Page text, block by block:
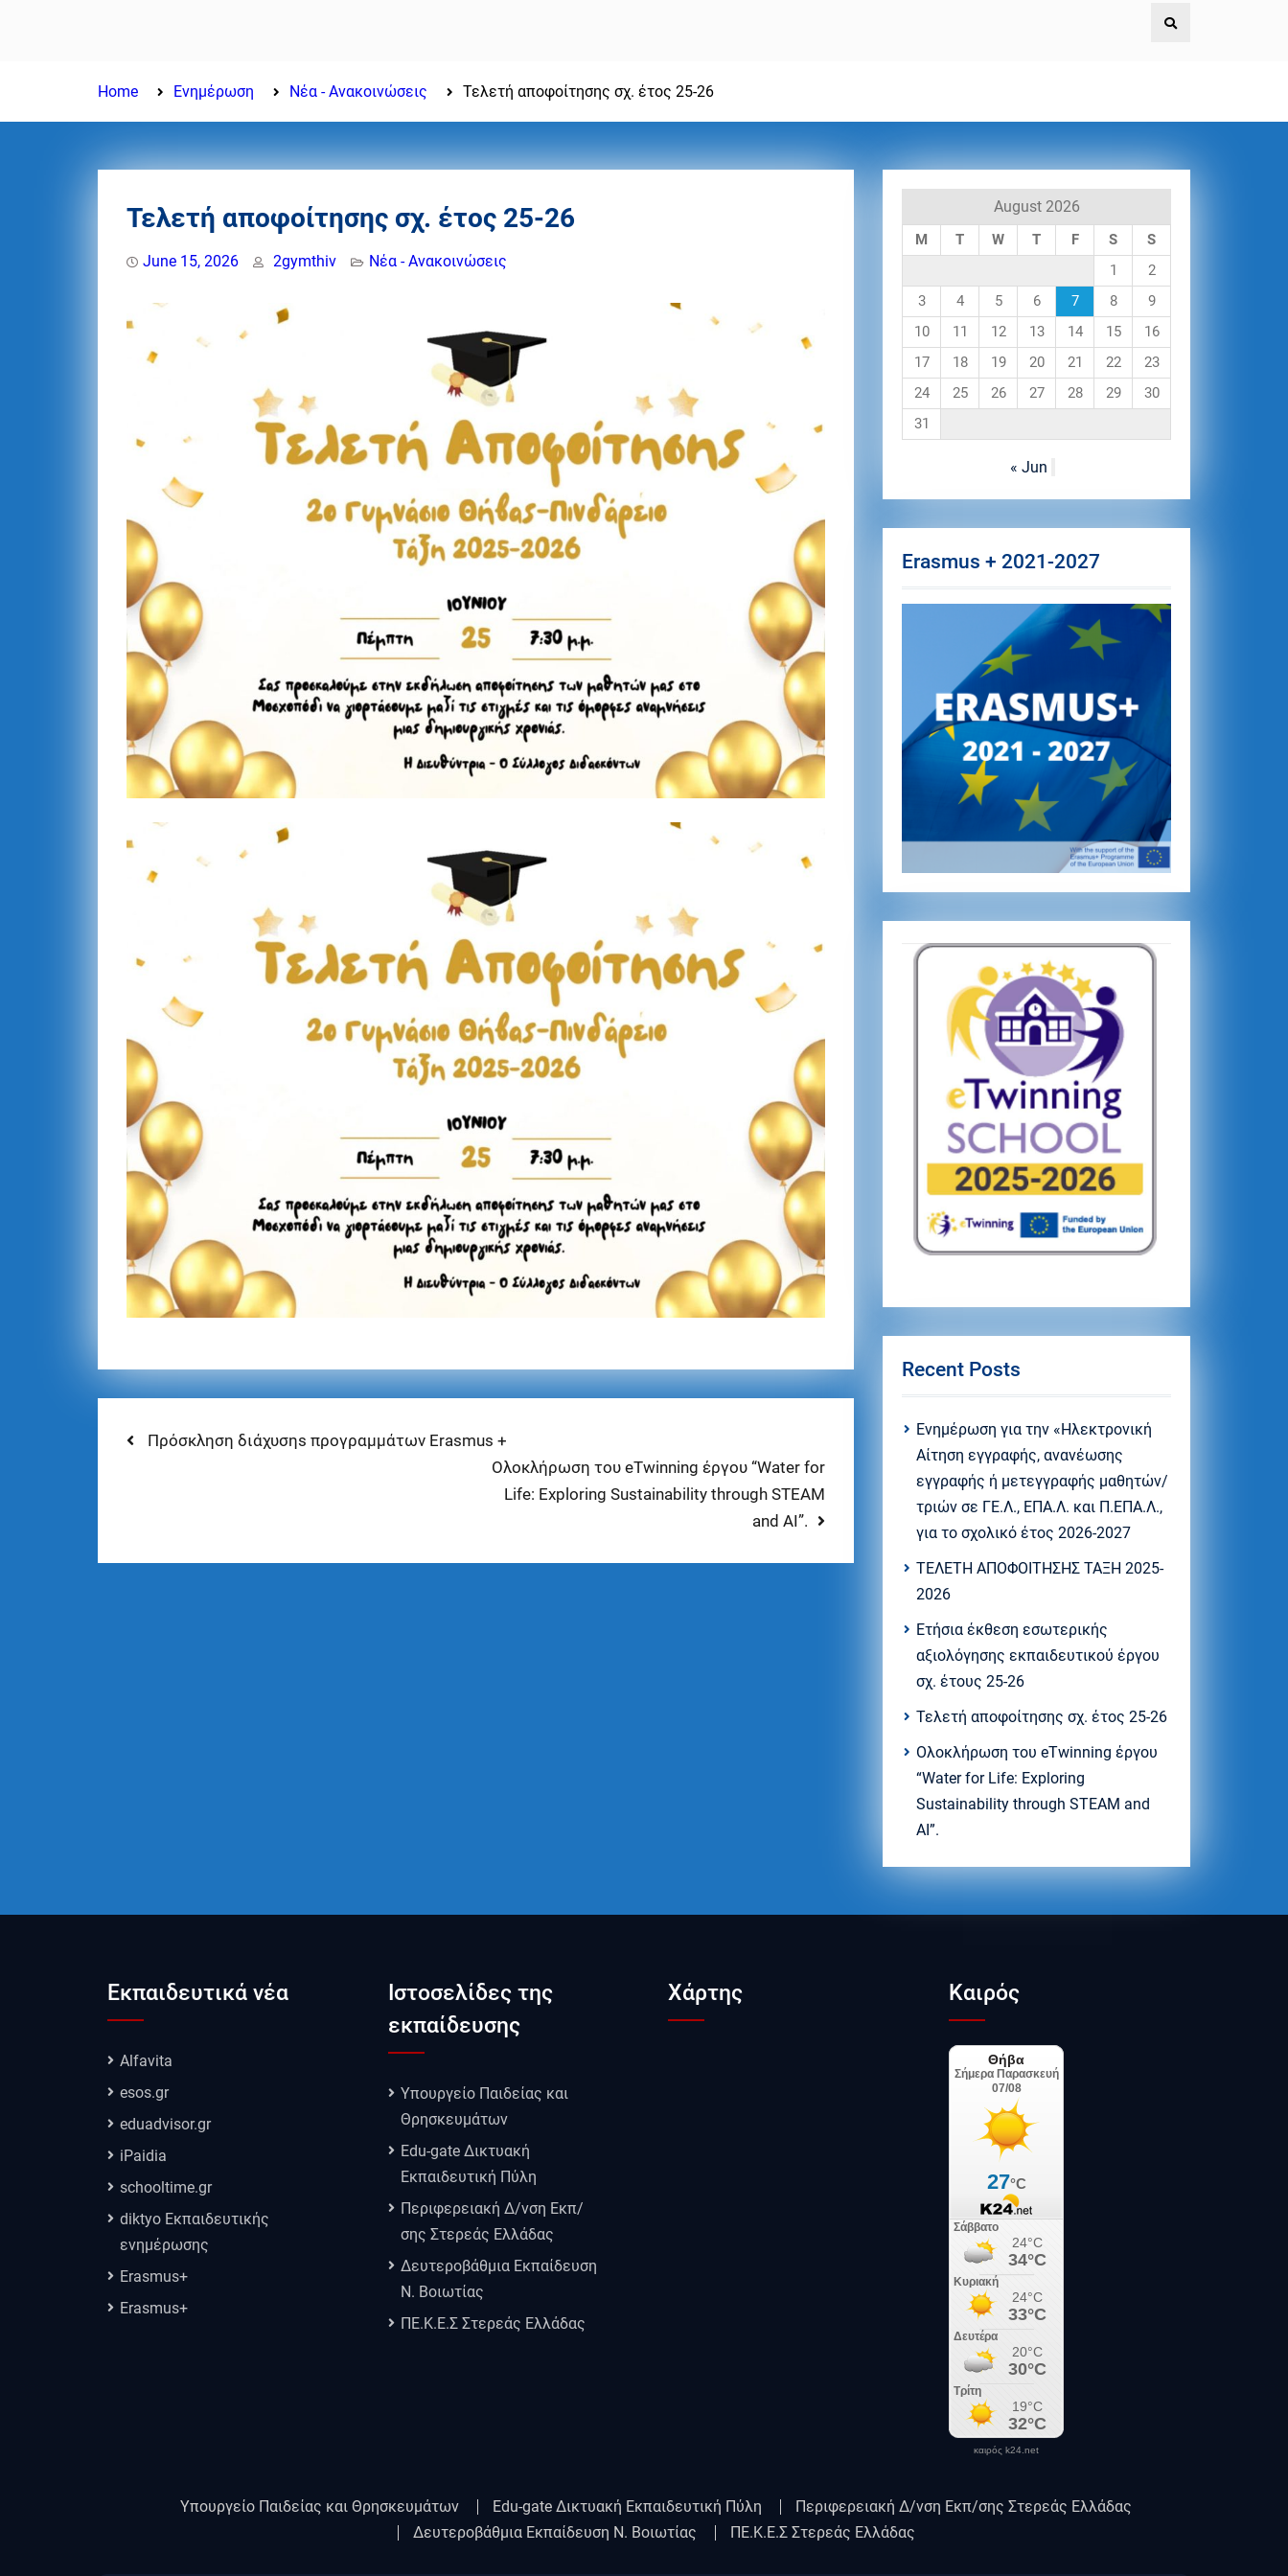
Home Ενημέρωση Νέα - Ανακοινώσεις Τελετή αποφοίτησης σχ. έτος 25-26
Τελετή αποφοίτησης σχ. έτος 25-26
June 15, 2026 2gymthiv Νέα - Ανακοινώσεις
Πρόσκληση διάχυσηs προγραμμάτων Erasmus +
Ολοκλήρωση του eTwinning έργου “Water for
Life: Exploring Sustainability through STEAM
and AI”.
August 2026
M T W T F S
S
1
2
3
4 5 6 7 8
9
10
11 12 13 14 15
16
17
18 19 20 21 22
23
24
25 26 27 28 29
30
31
« Jun
Erasmus + 2021-2027
Recent Posts
Eνημέρωση για την «Ηλεκτρονική
Αίτηση εγγραφής, ανανέωσης
εγγραφής ή μετεγγραφής μαθητών/
τριών σε ΓΕ.Λ., ΕΠΑ.Λ. και Π.ΕΠΑ.Λ.,
για το σχολικό έτος 2026-2027
ΤΕΛΕΤΗ ΑΠΟΦΟΙΤΗΣΗΣ ΤΑΞΗ 2025-
2026
Ετήσια έκθεση εσωτερικής
αξιολόγησης εκπαιδευτικού έργου
σχ. έτους 25-26
Τελετή αποφοίτησης σχ. έτος 25-26
Ολοκλήρωση του eTwinning έργου
“Water for Life: Exploring
Sustainability through STEAM and
AI”.
Εκπαιδευτικά νέα
Alfavita
esos.gr
eduadvisor.gr
iPaidia
schooltime.gr
diktyo Εκπαιδευτικής
ενημέρωσης
Erasmus+
Erasmus+
Ιστοσελίδες της
εκπαίδευσης
Υπουργείο Παιδείας και
Θρησκευμάτων
Edu-gate Δικτυακή
Εκπαιδευτική Πύλη
Περιφερειακή Δ/νση Εκπ/
σης Στερεάς Ελλάδας
Δευτεροβάθμια Εκπαίδευση
Ν. Βοιωτίας
ΠΕ.Κ.Ε.Σ Στερεάς Ελλάδας
Χάρτης Καιρός
καιρός k24.net
Υπουργείο Παιδείας και Θρησκευμάτων Edu-gate Δικτυακή Εκπαιδευτική Πύλη
Περιφερειακή Δ/νση Εκπ/σης Στερεάς Ελλάδας
Δευτεροβάθμια Εκπαίδευση Ν. Βοιωτίας
ΠΕ.Κ.Ε.Σ Στερεάς Ελλάδας